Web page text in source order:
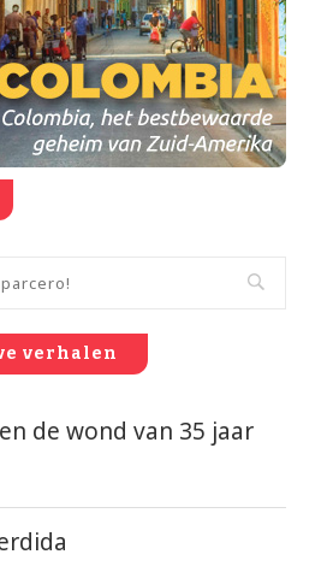
verhalen
de wond van 35 jaar